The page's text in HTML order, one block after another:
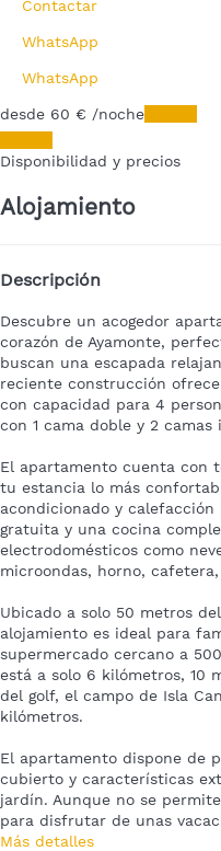
Contactar
WhatsApp
WhatsApp
desde 60 € /noche
Disponibilidad y precios
Alojamiento
Descripción
Descubre un acogedor
corazón de Ayamonte,
buscan una escapada
reciente construcción
con capacidad para 4
con 1 cama doble y 2 camas
El apartamento cuenta con
tu estancia lo más
acondicionado y
gratuita y una cocina
electrodomésticos como
microondas, horno,
Ubicado a solo 50 metros
alojamiento es ideal para
supermercado cercano a
está a solo 6 kilómetros, 10
del golf, el campo de Isla
kilómetros.
El apartamento dispone de
cubierto y características
jardín. Aunque no se
para disfrutar de unas
Más detalles